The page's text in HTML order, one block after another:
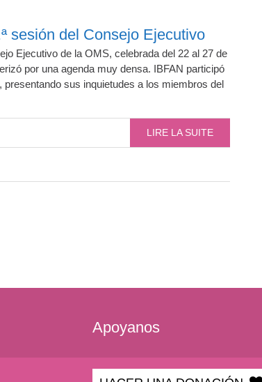
sesión del Consejo Ejecutivo
Ejecutivo de la OMS, celebrada del 22 al 27 de
por una agenda muy densa. IBFAN participó
presentando sus inquietudes a los miembros del
LIRE LA SUITE
Apoyanos